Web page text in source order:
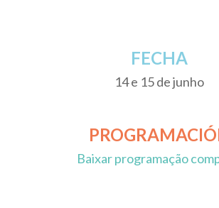
FECHA
14 e 15 de junho
Baixar programação